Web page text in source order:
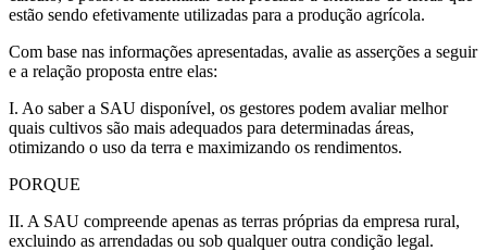
estão sendo efetivamente utilizadas para a produção agrícola.
Com base nas informações apresentadas, avalie as asserções a seguir
e a relação proposta entre elas:
I. Ao saber a SAU disponível, os gestores podem avaliar melhor
quais cultivos são mais adequados para determinadas áreas,
otimizando o uso da terra e maximizando os rendimentos.
PORQUE
II. A SAU compreende apenas as terras próprias da empresa rural,
excluindo as arrendadas ou sob qualquer outra condição legal.